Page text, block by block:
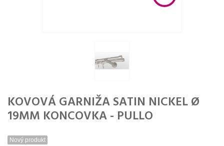
KOVOVÁ GARNIŽA SATIN NICKEL Ø
19MM KONCOVKA - PULLO
Nový produkt